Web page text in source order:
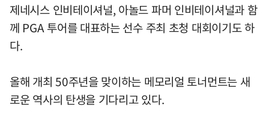
제네시스 인비테이셔널, 아놀드 파머 인비테이셔널과 함
께 PGA 투어를 대표하는 선수 주최 초청 대회이기도 하
다.
올해 개최 50주년을 맞이하는 메모리얼 토너먼트는 새
로운 역사의 탄생을 기다리고 있다.